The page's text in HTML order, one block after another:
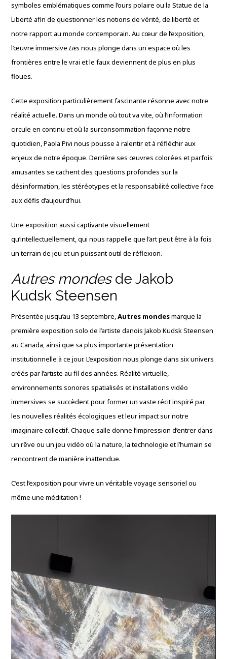
symboles emblématiques comme l’ours polaire ou la Statue de la
Liberté afin de questionner les notions de vérité, de liberté et
notre rapport au monde contemporain. Au cœur de l’exposition,
l’œuvre immersiveLiesnous plonge dans un espace où les
frontières entre le vrai et le faux deviennent de plus en plus
floues.
Cette exposition particulièrement fascinante résonne avec notre
réalité actuelle. Dans un monde où tout va vite, où l’information
circule en continu et où la surconsommation façonne notre
quotidien, Paola Pivi nous pousse à ralentir et à réfléchir aux
enjeux de notre époque. Derrière ses œuvres colorées et parfois
amusantes se cachent des questions profondes sur la
désinformation, les stéréotypes et la responsabilité collective face
aux défis d’aujourd’hui.
Une exposition aussi captivante visuellement
qu’intellectuellement, qui nous rappelle que l’art peut être à la fois
un terrain de jeu et un puissant outil de réflexion.
Autres mondesde Jakob
Kudsk Steensen
Présentée jusqu’au 13 septembre,Autres mondesmarque la
première exposition solo de l’artiste danois Jakob Kudsk Steensen
au Canada, ainsi que sa plus importante présentation
institutionnelle à ce jour. L’exposition nous plonge dans six univers
créés par l’artiste au fil des années. Réalité virtuelle,
environnements sonores spatialisés et installations vidéo
immersives se succèdent pour former un vaste récit inspiré par
les nouvelles réalités écologiques et leur impact sur notre
imaginaire collectif. Chaque salle donne l’impression d’entrer dans
un rêve ou un jeu vidéo où la nature, la technologie et l’humain se
rencontrent de manière inattendue.
C’est l’exposition pour vivre un véritable voyage sensoriel ou
même une méditation !